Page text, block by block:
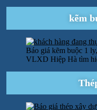
kẽm
Báo giá kẽm buộc 1
VLXD Hiệp Hà tìm